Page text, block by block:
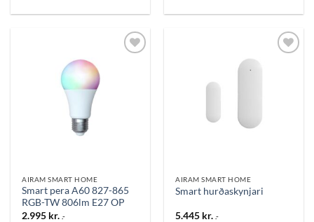
AIRAM SMART HOME
Smart pera A60 827-865
RGB-TW 806lm E27 OP
2.995 kr. .-
AIRAM SMART HOME
Smart hurðaskynjari
5.445 kr. .-